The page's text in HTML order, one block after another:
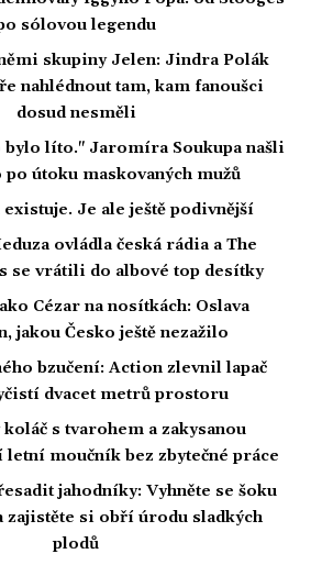
sólovou legendu
skupiny Jelen: Jindra Polák
nahlédnout tam, kam fanoušci
dosud nesměli
bylo líto." Jaromíra Soukupa našli
útoku maskovaných mužů
existuje. Je ale ještě podivnější
ovládla česká rádia a The
se vrátili do albové top desítky
Cézar na nosítkách: Oslava
jakou Česko ještě nezažilo
bzučení: Action zlevnil lapač
dvacet metrů prostoru
s tvarohem a zakysanou
letní moučník bez zbytečné práce
jahodníky: Vyhněte se šoku
zajistěte si obří úrodu sladkých
plodů